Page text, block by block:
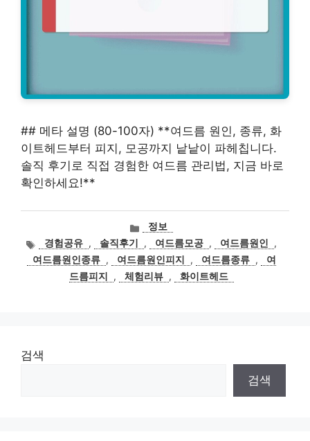
## 메타 설명 (80-100자) **여드름 원인, 종류, 화
이트헤드부터 피지, 모공까지 낱낱이 파헤칩니다.
솔직 후기로 직접 경험한 여드름 관리법, 지금 바로
확인하세요!**
카
고
리
정보
태
그
경험공유 , 솔직후기 , 여드름모공 , 여드름원인
,
여드름원인종류 , 여드름원인피지 , 여드름종류 ,
여
드름피지
, 체험리뷰 , 화이트헤드
검색
검색